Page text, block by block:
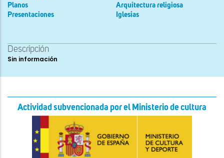
Planos
Presentaciones
Arquitectura religiosa
Iglesias
Descripción
Sin información
Actividad subvencionada por el Ministerio de cultura